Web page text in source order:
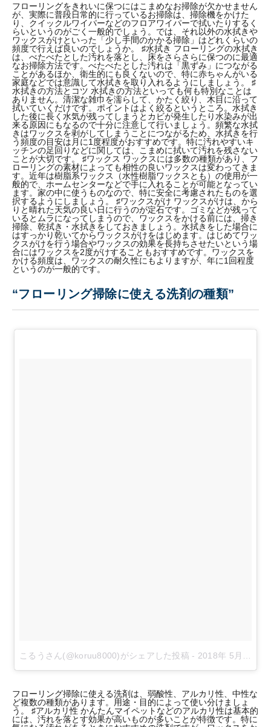
フローリングをきれいに保つにはこまめなお掃除が欠かせません
が、実際に普段日常的に行っているお掃除は、掃除機をかけた
り、クイックルワイパーなどのフロアワイパーで拭いたりするく
らいというのがごく一般的でしょう。では、それ以外の水拭きや
ワックスがけといった「少し手間のかかる掃除」はどれくらいの
頻度で行えば良いのでしょうか。 ♯水拭き フローリングの水拭き
は、べたべたとした汚れを落とし、床をさらさらに保つのに最適
なお掃除方法です。べたべたとした汚れは「黒ずみ」につながる
ことがあるほか、衛生的にも良くないので、特に赤ちゃんがいる
家庭などでは意識して水拭きを取り入れるようにしましょう。 ♯
水拭きの方法とコツ 水拭きの方法といっても何も特別なことは
ありません。清潔な雑巾を濡らして、かたく絞り、木目に沿って
拭いていくだけです。ポイントはよく絞るというところ。水拭き
した後に長く水気が残ってしまうとカビが発生したり水染みが出
来る原因にもなるので十分に注意して行いましょう。頻繁な水拭
きはワックスを剥がしてしまうことにつながるため、水拭きを行
う頻度の目安は月に1度程度がおすすめです。特に汚れやすいキ
ッチンの足回りなどに関しては、こまめに拭いて汚れを残さない
ことが大切です。 ♯ワックス ワックスには多数の種類があり、フ
ローリングの素材によっても相性の良いワックスは変わってきま
す。近年は樹脂系ワックス（水性樹脂ワックスとも）の使用が一
般的で、ホームセンターなどで手に入れることが可能となってい
ます。家の中に使うものなので、特に安全に考慮されたものを選
択するようにしましょう。 ♯ワックスがけ ワックスがけは、から
りと晴れた天気の良い日に行うのが定石です。ゴミなどが残って
いるとムラになってしまうので、ワックスをかける前には、掃き
掃除、乾拭き・水拭きをしておきましょう。水拭きをした場合に
はすっかり乾いてからワックスがけをはじめます。はじめてワッ
クスがけを行う場合やワックスの効果を長持ちさせたいという場
合にはワックスを2度がけすることもおすすめです。ワックスを
かける頻度は、ワックスの耐久性にもよりますが、年に1回程度
というのが一般的です。
“フローリング掃除に使える洗剤の種類”
こるうさん(@koruu8000)がシェアした投稿 - 2018年 5月月19日午後10時08分PDT
フローリング掃除に使える洗剤は、弱酸性、アルカリ性、中性な
ど複数の種類があります。用途・目的によって使い分けましょ
う。 ♯アルカリ性 かんたんマイペットなどのアルカリ性は基本的
には、汚れを落とす効果が高いものが多いことが特徴です。特に